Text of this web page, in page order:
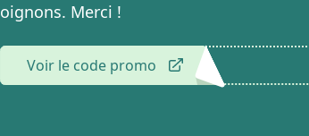
oignons. Merci !
Voir le code promo